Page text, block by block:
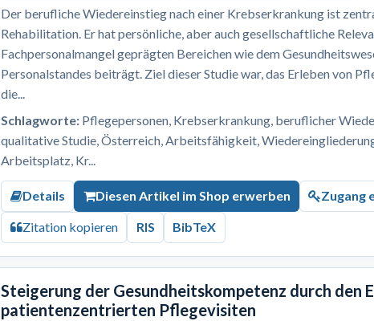
Der berufliche Wiedereinstieg nach einer Krebserkrankung ist
Rehabilitation. Er hat persönliche, aber auch gesellschaftliche
Fachpersonalmangel geprägten Bereichen wie dem
Personalstandes beiträgt. Ziel dieser Studie war, das Erleben von
die...
Schlagworte: Pflegepersonen, Krebserkrankung, beruflicher
qualitative Studie, Österreich, Arbeitsfähigkeit,
Arbeitsplatz, Kr...
Details Diesen Artikel im Shop erwerben Zugang
Zitation kopieren RIS BibTeX
Steigerung der Gesundheitskompetenz durch den
patientenzentrierten Pflegevisiten